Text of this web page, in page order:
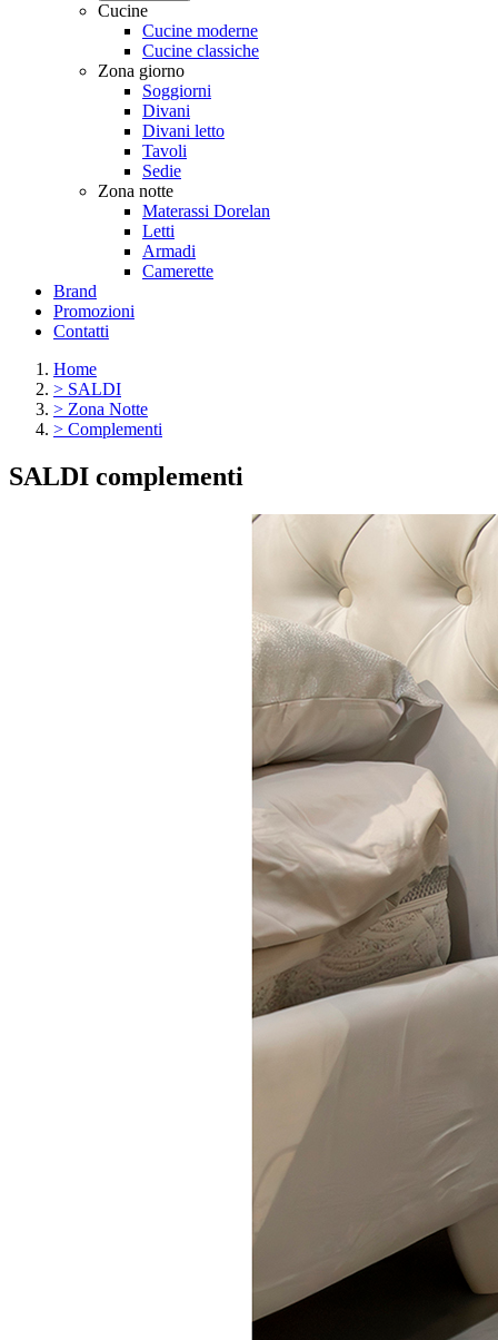
Cucine
Cucine moderne
Cucine classiche
Zona giorno
Soggiorni
Divani
Divani letto
Tavoli
Sedie
Zona notte
Materassi Dorelan
Letti
Armadi
Camerette
Brand
Promozioni
Contatti
Home
> SALDI
> Zona Notte
> Complementi
SALDI complementi